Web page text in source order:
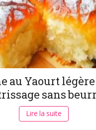
au Yaourt
sans
Lire la suite